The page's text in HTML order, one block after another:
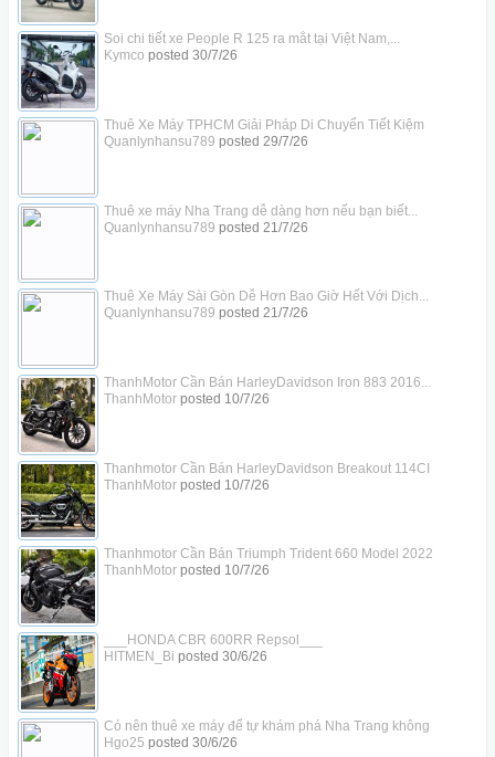
Soi chi tiết xe People R 125 ra mắt tại Việt Nam,...
Kymco posted 30/7/26
Thuê Xe Máy TPHCM Giải Pháp Di Chuyển Tiết Kiệm
Quanlynhansu789 posted 29/7/26
Thuê xe máy Nha Trang dễ dàng hơn nếu bạn biết...
Quanlynhansu789 posted 21/7/26
Thuê Xe Máy Sài Gòn Dễ Hơn Bao Giờ Hết Với Dịch...
Quanlynhansu789 posted 21/7/26
ThanhMotor Cần Bán HarleyDavidson Iron 883 2016...
ThanhMotorposted 10/7/26
Thanhmotor Cần Bán HarleyDavidson Breakout 114CI
ThanhMotorposted 10/7/26
Thanhmotor Cần Bán Triumph Trident 660 Model 2022
ThanhMotorposted 10/7/26
___HONDA CBR 600RR Repsol___
HITMEN_Bi posted 30/6/26
Có nên thuê xe máy để tự khám phá Nha Trang không
Hgo25 posted 30/6/26